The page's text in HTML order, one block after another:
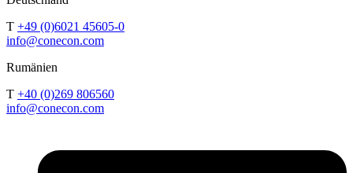
T +49 (0)6021 45605-0
info@conecon.com
Rumänien
T +40 (0)269 806560
info@conecon.com